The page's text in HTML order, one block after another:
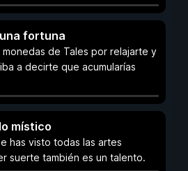
fortuna
de Tales por relajarte y
a decirte que acumularías
místico
has visto todas las artes
suerte también es un talento.